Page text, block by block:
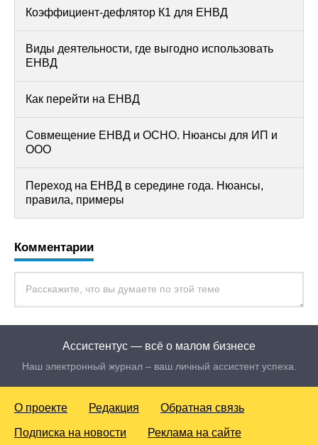
Коэффициент-дефлятор К1 для ЕНВД
Виды деятельности, где выгодно использовать
ЕНВД
Как перейти на ЕНВД
Совмещение ЕНВД и ОСНО. Нюансы для ИП и
ООО
Переход на ЕНВД в середине года. Нюансы,
правила, примеры
Комментарии
Ассистентус — всё о малом бизнесе
Наш электронный журнал – ваш личный ассистент успеха.
О проекте Редакция Обратная связь
Подписка на новости Реклама на сайте